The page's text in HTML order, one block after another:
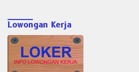
Lowongan Kerja